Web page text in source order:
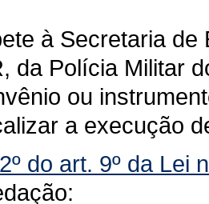
à Secretaria
da Polícia Militar
ou
a execução
do art. 9º da Lei